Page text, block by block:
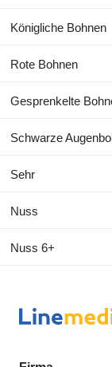
Königliche Bohnen
Rote Bohnen
Gesprenkelte
Schwarze
Sehr
Nuss
Nuss 6+